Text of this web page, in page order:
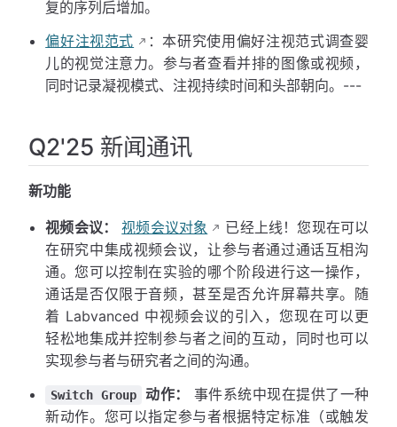
复的序列后增加。
偏好注视范式
：本研究使用偏好注视范式调查婴
儿的视觉注意力。参与者查看并排的图像或视频，
同时记录凝视模式、注视持续时间和头部朝向。---
Q2'25 新闻通讯
新功能
视频会议： 视频会议对象
已经上线！您现在可以
在研究中集成视频会议，让参与者通过通话互相沟
通。您可以控制在实验的哪个阶段进行这一操作，
通话是否仅限于音频，甚至是否允许屏幕共享。随
着 Labvanced 中视频会议的引入，您现在可以更
轻松地集成并控制参与者之间的互动，同时也可以
实现参与者与研究者之间的沟通。
Switch Group 动作：
事件系统中现在提供了一种
新动作。您可以指定参与者根据特定标准（或触发